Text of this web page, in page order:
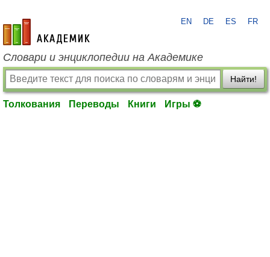
academic.ru
EN DE ES FR
Словари и энциклопедии на Академике
Найти!
Толкования Переводы Книги Игры ⚽